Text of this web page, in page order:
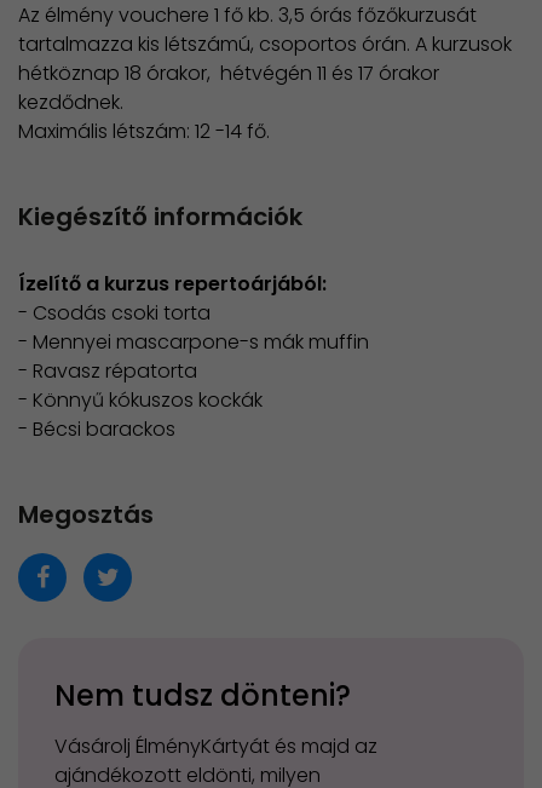
Az élmény vouchere 1 fő kb. 3,5 órás főzőkurzusát
tartalmazza kis létszámú, csoportos órán. A kurzusok
hétköznap 18 órakor, hétvégén 11 és 17 órakor
kezdődnek.
​Maximális létszám: 12 -14 fő.
Kiegészítő információk
Ízelítő a kurzus repertoárjából:
- Csodás csoki torta
- Mennyei mascarpone-s mák muffin
- Ravasz répatorta
- Könnyű kókuszos kockák
- Bécsi barackos
Megosztás
Nem tudsz dönteni?
Vásárolj ÉlményKártyát és majd az
ajándékozott eldönti, milyen